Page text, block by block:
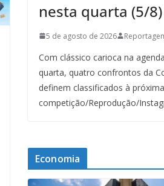
nesta quarta (5/8)
5 de agosto de 2026
Com clássico carioca na
quarta, quatro confrontos da
definem classificados à
competição/Reprodução/
Economia